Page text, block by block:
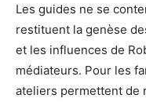
Les guides ne se
restituent la genèse
et les influences de
médiateurs. Pour les
ateliers permettent de